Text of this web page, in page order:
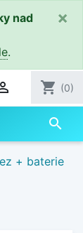
nad
.
×
shopping_cart (0)
search
+ baterie